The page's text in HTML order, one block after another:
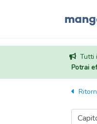
Tutti
Potrai